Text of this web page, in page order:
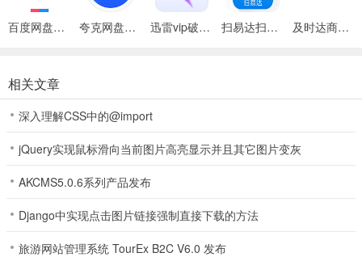
的打磨的平台，颜值非常高的一个平台，无论在哪个场景都行。
需要複杂的注册方式，超多的道具去获取。
3、简便的游戏操作方式适合于全年龄段的玩家们，你可以感受到非常
的积分玩法，能够让玩家们得到更多奖励。
4、当然这个数据仅供大家参考，并不一定准确。
全民天天麻将介绍
1、建立全方位的服务排名，让你可以观看和学习大师的技能，快速提
百度网盘绿色免安装Pc电脑版 夸克网盘官方正式版 迅雷vip破解版永久会员2024版 扫易达扫描仪最新安卓版 及时达商家(同城配送App)
相关文章
深入理解CSS中的@import
jQuery实现鼠标滑向当前图片高亮显示并且其它图片变灰
AKCMS5.0.6系列产品发布
Django中实现点击图片链接强制直接下载的方法
旅游网站管理系统 TourEx B2C V6.0 发布